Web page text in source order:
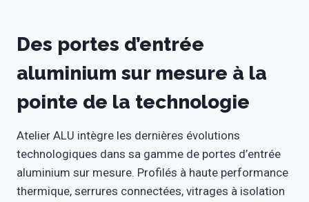
Des portes d’entrée
aluminium sur mesure à la
pointe de la technologie
Atelier ALU intègre les dernières évolutions
technologiques dans sa gamme de portes d’entrée
aluminium sur mesure. Profilés à haute performance
thermique, serrures connectées, vitrages à isolation